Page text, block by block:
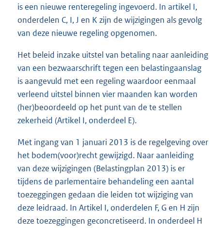
is een nieuwe renteregeling ingevoerd. In artikel I,
onderdelen C, I, J en K zijn de wijzigingen als gevolg
van deze nieuwe regeling opgenomen.
Het beleid inzake uitstel van betaling naar aanleiding
van een bezwaarschrift tegen een belastingaanslag
is aangevuld met een regeling waardoor eenmaal
verleend uitstel binnen vier maanden kan worden
(her)beoordeeld op het punt van de te stellen
zekerheid (Artikel I, onderdeel E).
Met ingang van 1 januari 2013 is de regelgeving over
het bodem(voor)recht gewijzigd. Naar aanleiding
van deze wijzigingen (Belastingplan 2013) is er
tijdens de parlementaire behandeling een aantal
toezeggingen gedaan die leiden tot wijziging van
deze leidraad. In Artikel I, onderdelen F, G en H zijn
deze toezeggingen geconcretiseerd. In onderdeel H